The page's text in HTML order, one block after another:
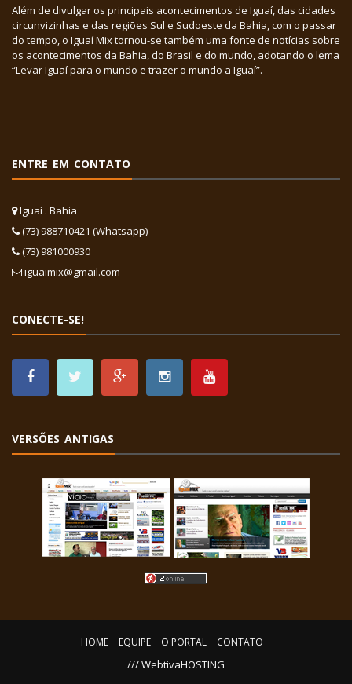
Além de divulgar os principais acontecimentos de Iguaí, das cidades
circunvizinhas e das regiões Sul e Sudoeste da Bahia, com o passar
do tempo, o Iguaí Mix tornou-se também uma fonte de notícias sobre
os acontecimentos da Bahia, do Brasil e do mundo, adotando o lema
“Levar Iguaí para o mundo e trazer o mundo a Iguaí”.
ENTRE EM CONTATO
Iguaí . Bahia
(73) 988710421 (Whatsapp)
(73) 981000930
iguaimix@gmail.com
CONECTE-SE!
VERSÕES ANTIGAS
HOME EQUIPE O PORTAL CONTATO
/// WebtivaHOSTING